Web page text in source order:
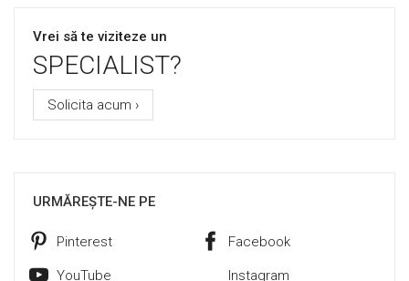
Vrei să te viziteze un
SPECIALIST?
Solicita acum ›
URMĂREȘTE-NE PE
Pinterest Facebook
YouTube Instagram